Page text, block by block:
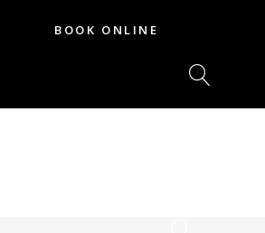
BOOK ONLINE